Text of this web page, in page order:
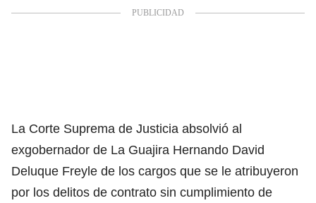
La Corte Suprema de Justicia absolvió al
exgobernador de La Guajira Hernando David
Deluque Freyle de los cargos que se le atribuyeron
por los delitos de contrato sin cumplimiento de